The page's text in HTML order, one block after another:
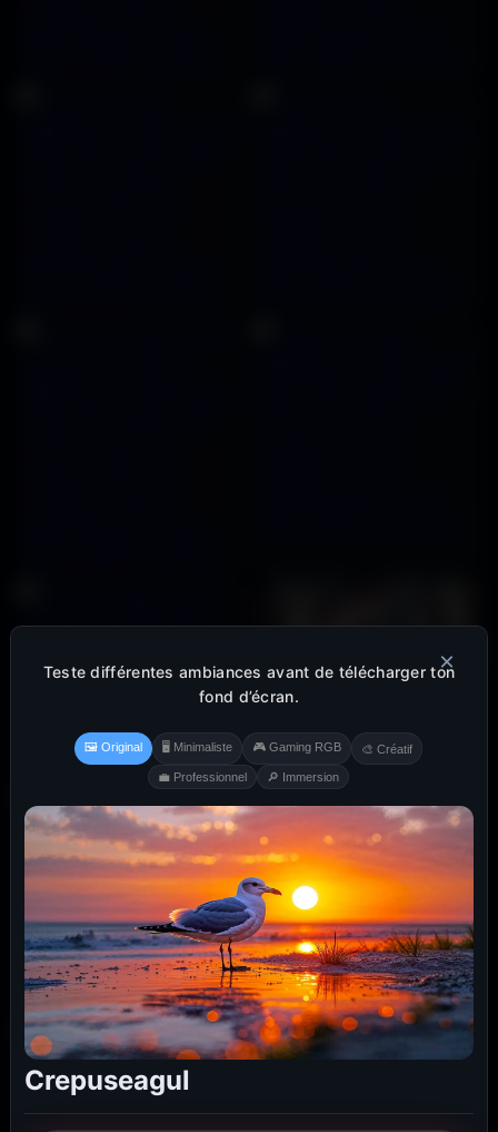
×
Teste différentes ambiances avant de télécharger ton
fond d’écran.
🖼️ Original 🖥️ Minimaliste 🎮 Gaming RGB 🎨 Créatif
💼 Professionnel 🔎 Immersion
Crepuseagul